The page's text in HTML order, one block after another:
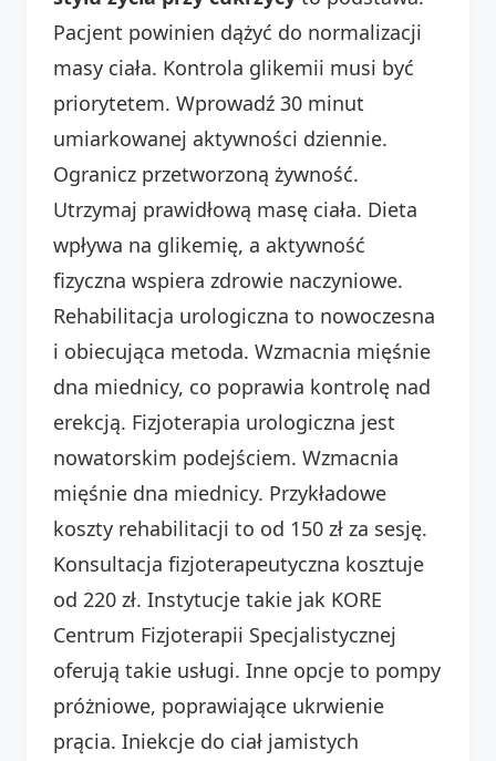
Pacjent powinien dążyć do normalizacji
masy ciała. Kontrola glikemii musi być
priorytetem. Wprowadź 30 minut
umiarkowanej aktywności dziennie.
Ogranicz przetworzoną żywność.
Utrzymaj prawidłową masę ciała. Dieta
wpływa na glikemię, a aktywność
fizyczna wspiera zdrowie naczyniowe.
Rehabilitacja urologiczna to nowoczesna
i obiecująca metoda. Wzmacnia mięśnie
dna miednicy, co poprawia kontrolę nad
erekcją. Fizjoterapia urologiczna jest
nowatorskim podejściem. Wzmacnia
mięśnie dna miednicy. Przykładowe
koszty rehabilitacji to od 150 zł za sesję.
Konsultacja fizjoterapeutyczna kosztuje
od 220 zł. Instytucje takie jak KORE
Centrum Fizjoterapii Specjalistycznej
oferują takie usługi. Inne opcje to pompy
próżniowe, poprawiające ukrwienie
prącia. Iniekcje do ciał jamistych